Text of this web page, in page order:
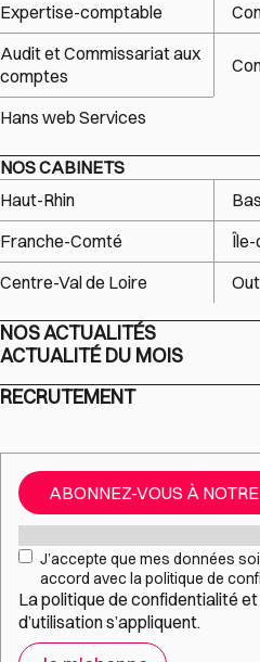
Expertise-comptable
Audit et Commissariat aux
comptes
Hans web Services
NOS CABINETS
Haut-Rhin
Franche-Comté
Centre-Val de Loire
NOS ACTUALITÉS
ACTUALITÉ DU MOIS
RECRUTEMENT
ABONNEZ-VOUS À
RGPD*
J’accepte que mes données
accord avec la politique de
Lapolitique de confidentialité et
d’utilisations’appliquent.